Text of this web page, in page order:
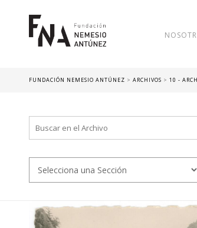
FUNDACIÓN NEMESIO ANTÚNEZ > ARCHIVOS > 10 -